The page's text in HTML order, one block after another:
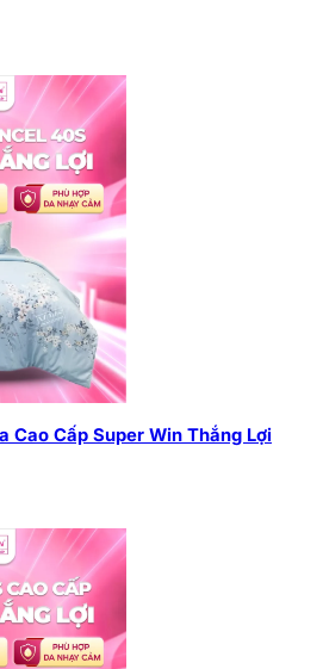
Cao Cấp Super Win Thắng Lợi